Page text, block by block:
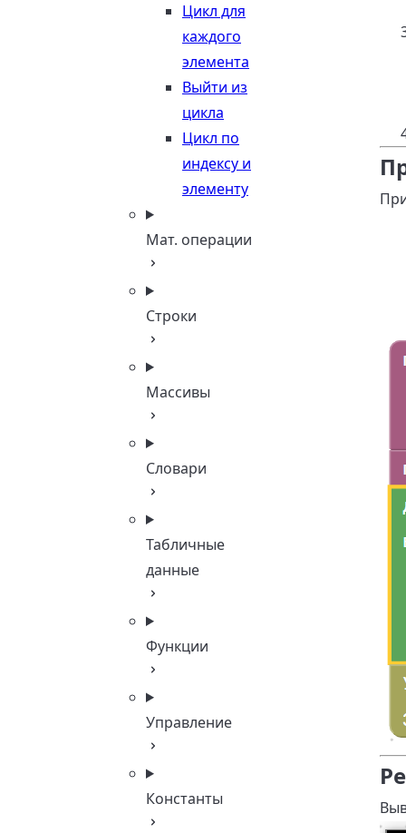
Цикл для
каждого
элемента
Выйти из
цикла
Цикл по
индексу и
элементу
Мат. операции
Строки
Массивы
Словари
Табличные
данные
Функции
Управление
Константы